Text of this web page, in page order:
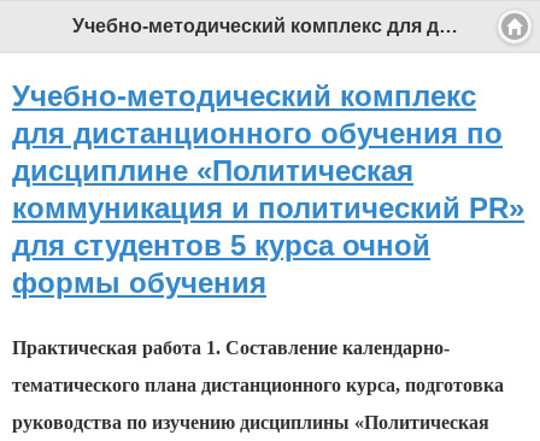
Учебно-методический комплекс для дистанционного обучения по дисциплине «Политическая коммуникация и политический PR» для студентов 5 курса очной формы обучения - Профессиональный педагог
Учебно-методический комплекс
для дистанционного обучения по
дисциплине «Политическая
коммуникация и политический PR»
для студентов 5 курса очной
формы обучения
Практическая работа 1. Составление календарно-
тематического плана дистанционного курса, подготовка
руководства по изучению дисциплины «Политическая